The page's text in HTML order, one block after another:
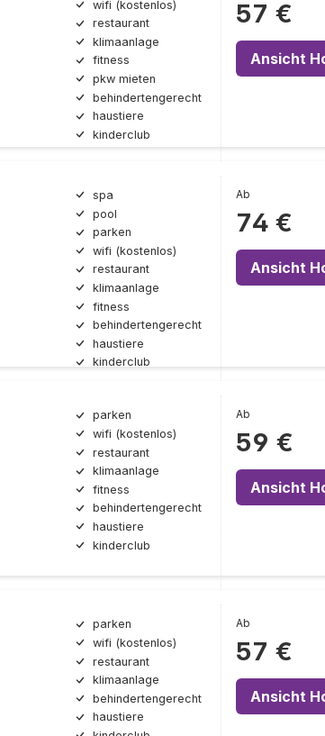
wifi (kostenlos)
restaurant
klimaanlage
fitness
pkw mieten
behindertengerecht
haustiere
kinderclub
57 €
Ansicht
spa
pool
parken
wifi (kostenlos)
restaurant
klimaanlage
fitness
behindertengerecht
haustiere
kinderclub
Ab
74 €
Ansicht
parken
wifi (kostenlos)
restaurant
klimaanlage
fitness
behindertengerecht
haustiere
kinderclub
Ab
59 €
Ansicht
parken
wifi (kostenlos)
restaurant
klimaanlage
behindertengerecht
haustiere
Ab
57 €
Ansicht